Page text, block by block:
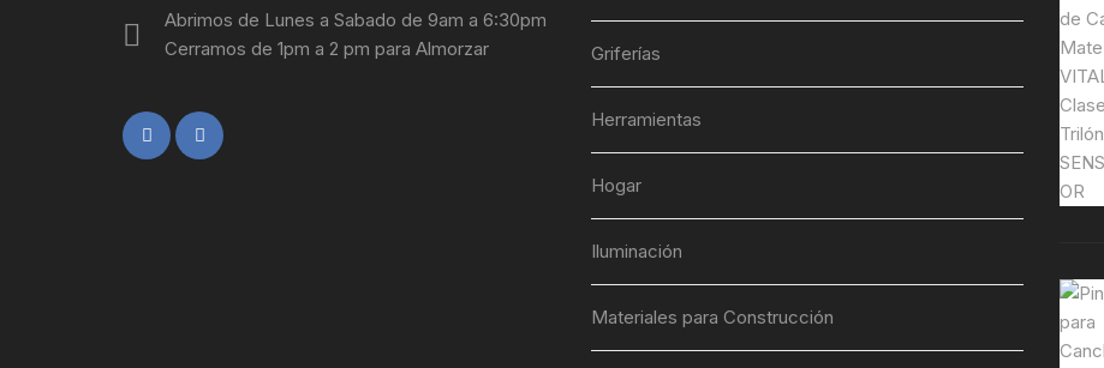
Abrimos de Lunes a Sabado de 9am a 6:30pm
Cerramos de 1pm a 2 pm para Almorzar
Griferías
Herramientas
Hogar
Iluminación
Materiales para Construcción